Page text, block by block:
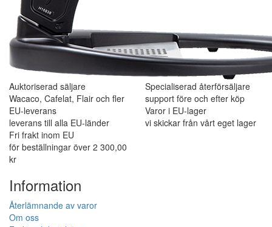
Auktoriserad säljare
Wacaco, Cafelat, Flair och fler
Specialiserad återförsäljare
support före och efter köp
EU-leverans
leverans till alla EU-länder
Varor i EU-lager
vi skickar från vårt eget lager
Fri frakt inom EU
för beställningar över 2 300,00
kr
Information
Återlämnande av varor
Om oss